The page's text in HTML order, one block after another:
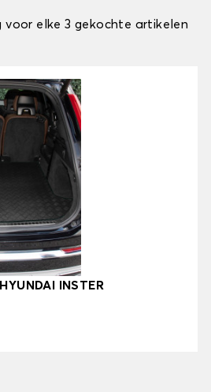
voor elke 3 gekochte artikelen
INSTER